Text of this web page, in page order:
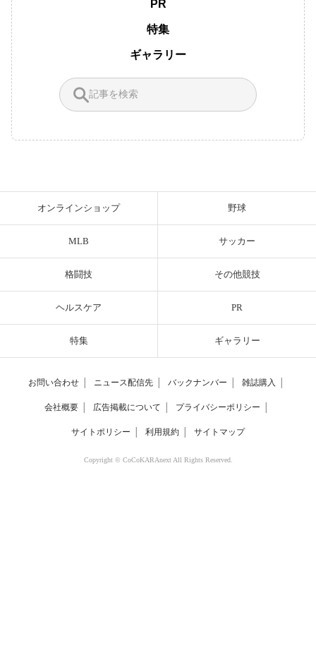
PR
特集
ギャラリー
オンラインショップ 野球
MLB サッカー
格闘技 その他競技
ヘルスケア PR
特集 ギャラリー
お問い合わせ ニュース配信先 バックナンバー 雑誌購入
会社概要 広告掲載について プライバシーポリシー
サイトポリシー 利用規約 サイトマップ
Copyright © CoCoKARAnext All Rights Reserved.